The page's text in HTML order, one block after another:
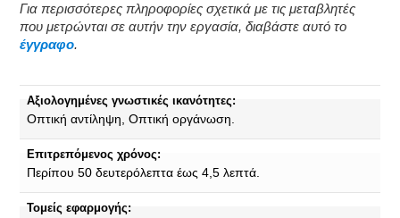
Για περισσότερες πληροφορίες σχετικά με τις μεταβλητές
που μετρώνται σε αυτήν την εργασία, διαβάστε αυτό το
έγγραφο.
Αξιολογημένες γνωστικές ικανότητες:
Οπτική αντίληψη, Οπτική οργάνωση.
Επιτρεπόμενος χρόνος:
Περίπου 50 δευτερόλεπτα έως 4,5 λεπτά.
Τομείς εφαρμογής: